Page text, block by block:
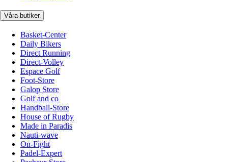
Våra butiker
Basket-Center
Daily Bikers
Direct Running
Direct-Volley
Espace Golf
Foot-Store
Galop Store
Golf and co
Handball-Store
House of Rugby
Made in Paradis
Nauti-wave
On-Fight
Padel-Expert